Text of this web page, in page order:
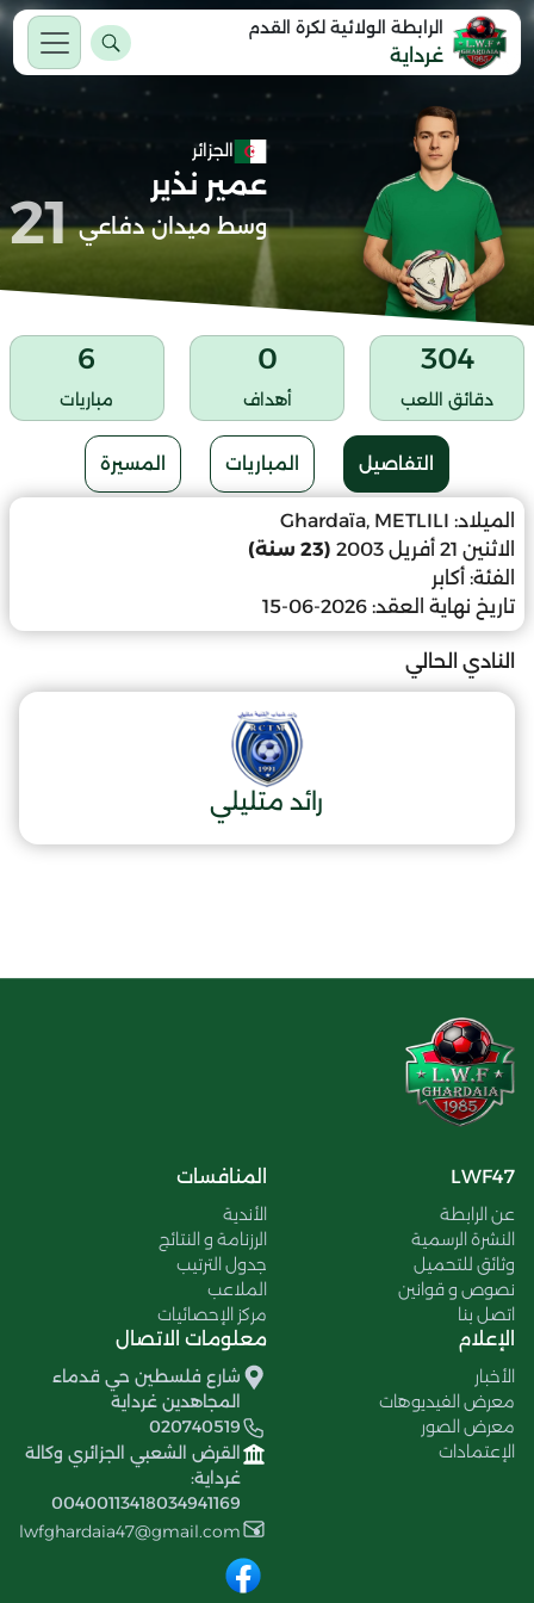
الرابطة الولائية لكرة القدم
غرداية
الجزائر
عمير نذير
وسط ميدان دفاعي 21
304
دقائق اللعب
0
أهداف
6
مباريات
التفاصيل المباريات المسيرة
الميلاد: Ghardaïa, METLILI
الاثنين 21 أفريل 2003
(23 سنة)
الفئة: أكابر
تاريخ نهاية العقد: 2026-06-15
النادي الحالي
رائد متليلي
LWF47
عن الرابطة
النشرة الرسمية
وثائق للتحميل
نصوص و قوانين
اتصل بنا
المنافسات
الأندية
الرزنامة و النتائج
جدول الترتيب
الملاعب
مركز الإحصائيات
الإعلام
الأخبار
معرض الفيديوهات
معرض الصور
الإعتمادات
معلومات الاتصال
شارع فلسطين حي قدماء
المجاهدين غرداية
020740519
القرض الشعبي الجزائري وكالة
غرداية:
00400113418034941169
lwfghardaia47@gmail.com